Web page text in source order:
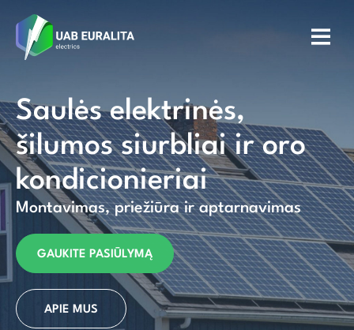
Saulės elektrinės,
šilumos siurbliai ir oro
kondicionieriai
Montavimas, priežiūra ir aptarnavimas
GAUKITE PASIŪLYMĄ
APIE MUS